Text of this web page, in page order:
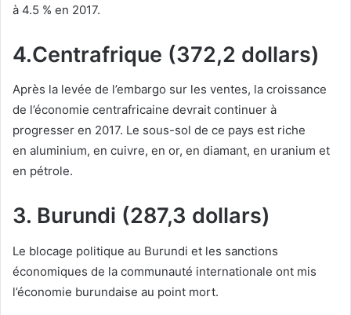
à 4.5 % en 2017.
4.Centrafrique (372,2 dollars)
Après la levée de l’embargo sur les ventes, la croissance
de l’économie centrafricaine devrait continuer à
progresser en 2017. Le sous-sol de ce pays est riche
en aluminium, en cuivre, en or, en diamant, en uranium et
en pétrole.
3. Burundi (287,3 dollars)
Le blocage politique au Burundi et les sanctions
économiques de la communauté internationale ont mis
l’économie burundaise au point mort.